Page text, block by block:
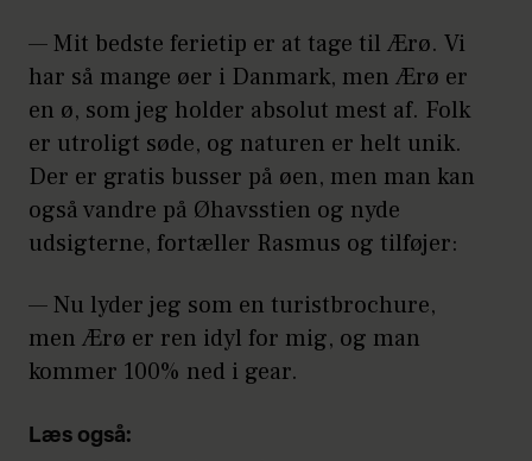
— Mit bedste ferietip er at tage til Ærø. Vi
har så mange øer i Danmark, men Ærø er
en ø, som jeg holder absolut mest af. Folk
er utroligt søde, og naturen er helt unik.
Der er gratis busser på øen, men man kan
også vandre på Øhavsstien og nyde
udsigterne, fortæller Rasmus og tilføjer:
— Nu lyder jeg som en turistbrochure,
men Ærø er ren idyl for mig, og man
kommer 100% ned i gear.
Læs også: